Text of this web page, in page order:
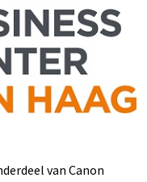
van Canon